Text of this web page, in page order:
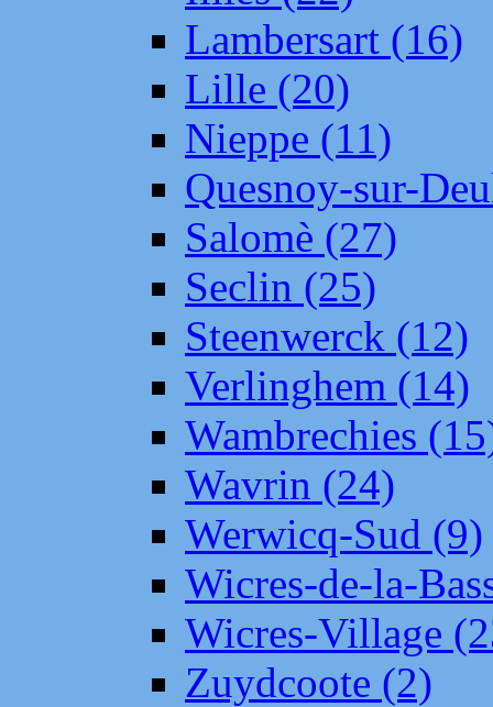
Lambersart (16)
Lille (20)
Nieppe (11)
Quesnoy-sur-
Salomè (27)
Seclin (25)
Steenwerck (12)
Verlinghem (14)
Wambrechies
Wavrin (24)
Werwicq-Sud (9)
Wicres-de-la-
Wicres-Village
Zuydcoote (2)